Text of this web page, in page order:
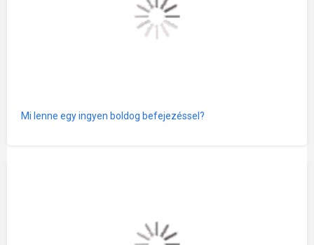
Mi lenne egy ingyen boldog befejezéssel?